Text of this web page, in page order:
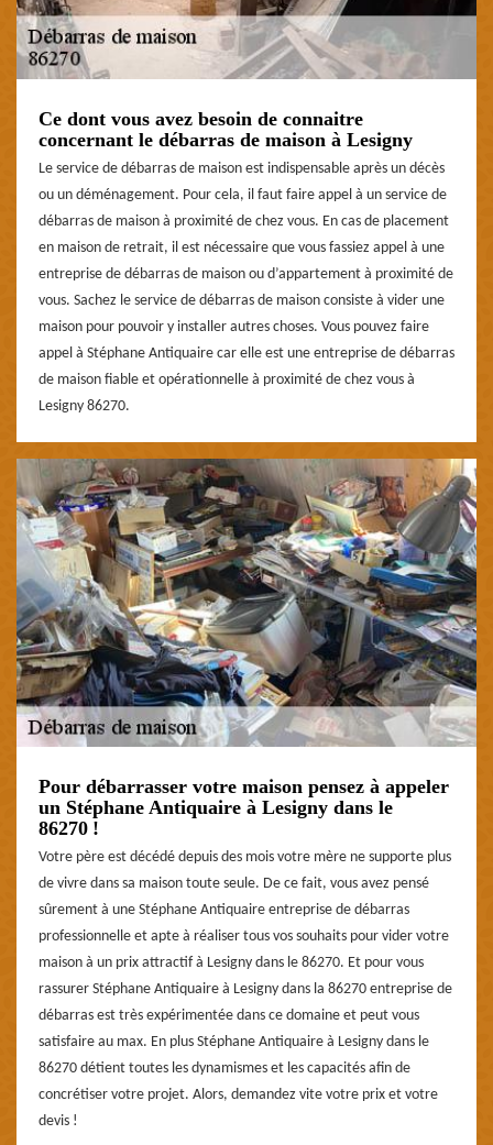
Ce dont vous avez besoin de connaitre
concernant le débarras de maison à Lesigny
Le service de débarras de maison est indispensable après un décès
ou un déménagement. Pour cela, il faut faire appel à un service de
débarras de maison à proximité de chez vous. En cas de placement
en maison de retrait, il est nécessaire que vous fassiez appel à une
entreprise de débarras de maison ou d’appartement à proximité de
vous. Sachez le service de débarras de maison consiste à vider une
maison pour pouvoir y installer autres choses. Vous pouvez faire
appel à Stéphane Antiquaire car elle est une entreprise de débarras
de maison fiable et opérationnelle à proximité de chez vous à
Lesigny 86270.
Pour débarrasser votre maison pensez à appeler
un Stéphane Antiquaire à Lesigny dans le
86270 !
Votre père est décédé depuis des mois votre mère ne supporte plus
de vivre dans sa maison toute seule. De ce fait, vous avez pensé
sûrement à une Stéphane Antiquaire entreprise de débarras
professionnelle et apte à réaliser tous vos souhaits pour vider votre
maison à un prix attractif à Lesigny dans le 86270. Et pour vous
rassurer Stéphane Antiquaire à Lesigny dans la 86270 entreprise de
débarras est très expérimentée dans ce domaine et peut vous
satisfaire au max. En plus Stéphane Antiquaire à Lesigny dans le
86270 détient toutes les dynamismes et les capacités afin de
concrétiser votre projet. Alors, demandez vite votre prix et votre
devis !